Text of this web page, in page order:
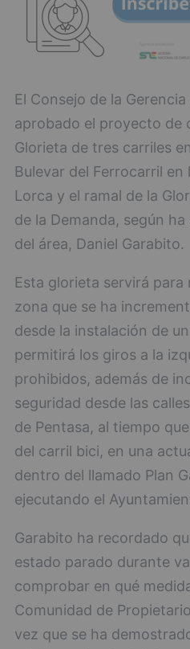
El Consejo de la
aprobado el proyecto de
Glorieta de tres carriles
Bulevar del Ferrocarril en
Lorca y el ramal de la
de la Demanda, según
del área, Daniel Garabito.
Esta glorieta servirá
zona que se ha
desde la instalación de
permitirá los giros a la
prohibidos, además de
seguridad desde las
de Pentasa, al tiempo
del carril bici, en una
dentro del llamado Plan
ejecutando el
Garabito ha recordado
estado parado durante
comprobar en qué
Comunidad de
vez que se ha